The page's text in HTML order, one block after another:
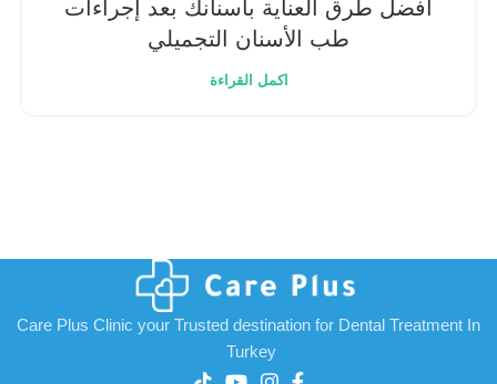
أفضل طرق العناية بأسنانك بعد إجراءات
طب الأسنان التجميلي
اكمل القراءة
Care Plus Clinic your Trusted destination for Dental Treatment In
Turkey